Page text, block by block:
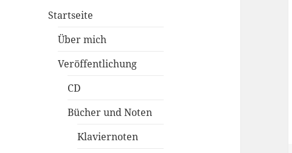
Startseite
Über mich
Veröffentlichung
CD
Bücher und Noten
Klaviernoten